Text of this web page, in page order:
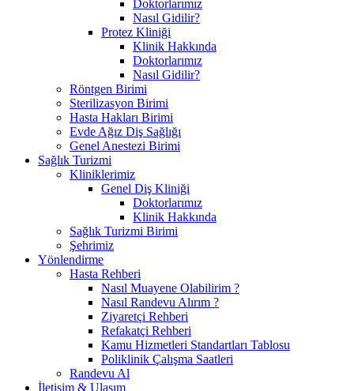
Doktorlarımız
Nasıl Gidilir?
Protez Kliniği
Klinik Hakkında
Doktorlarımız
Nasıl Gidilir?
Röntgen Birimi
Sterilizasyon Birimi
Hasta Hakları Birimi
Evde Ağız Diş Sağlığı
Genel Anestezi Birimi
Sağlık Turizmi
Kliniklerimiz
Genel Diş Kliniği
Doktorlarımız
Klinik Hakkında
Sağlık Turizmi Birimi
Şehrimiz
Yönlendirme
Hasta Rehberi
Nasıl Muayene Olabilirim ?
Nasıl Randevu Alırım ?
Ziyaretçi Rehberi
Refakatçi Rehberi
Kamu Hizmetleri Standartları Tablosu
Poliklinik Çalışma Saatleri
Randevu Al
İletişim & Ulaşım